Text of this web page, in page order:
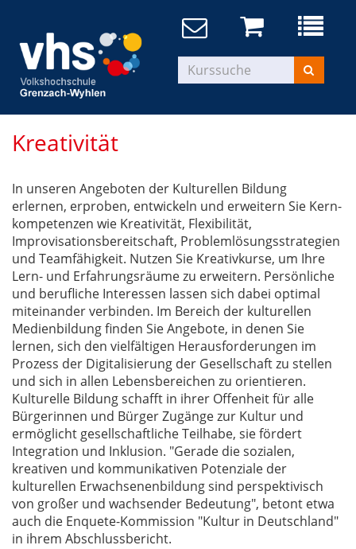
Kreativität
In unseren Angeboten der Kulturellen Bildung
erlernen, erproben, entwickeln und erweitern Sie Kern-
kompetenzen wie Kreativität, Flexibilität,
Improvisationsbereitschaft, Problemlösungsstrategien
und Teamfähigkeit. Nutzen Sie Kreativkurse, um Ihre
Lern- und Erfahrungsräume zu erweitern. Persönliche
und berufliche Interessen lassen sich dabei optimal
miteinander verbinden. Im Bereich der kulturellen
Medienbildung finden Sie Angebote, in denen Sie
lernen, sich den vielfältigen Herausforderungen im
Prozess der Digitalisierung der Gesellschaft zu stellen
und sich in allen Lebensbereichen zu orientieren.
Kulturelle Bildung schafft in ihrer Offenheit für alle
Bürgerinnen und Bürger Zugänge zur Kultur und
ermöglicht gesellschaftliche Teilhabe, sie fördert
Integration und Inklusion. "Gerade die sozialen,
kreativen und kommunikativen Potenziale der
kulturellen Erwachsenenbildung sind perspektivisch
von großer und wachsender Bedeutung", betont etwa
auch die Enquete-Kommission "Kultur in Deutschland"
in ihrem Abschlussbericht.